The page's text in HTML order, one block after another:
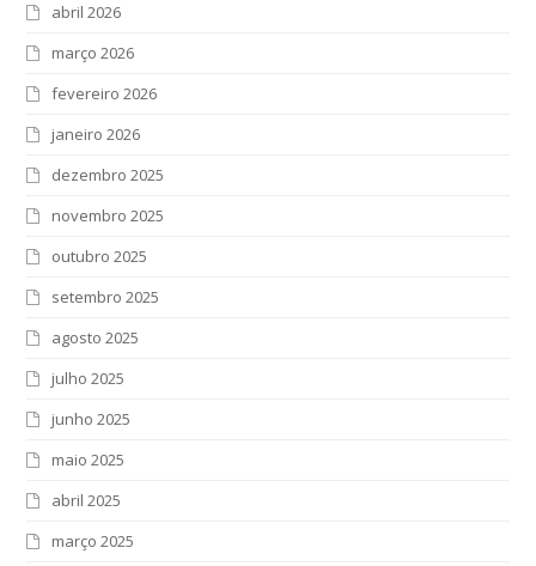
abril 2026
março 2026
fevereiro 2026
janeiro 2026
dezembro 2025
novembro 2025
outubro 2025
setembro 2025
agosto 2025
julho 2025
junho 2025
maio 2025
abril 2025
março 2025